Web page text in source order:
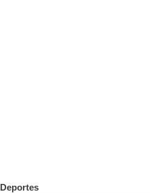
Deportes